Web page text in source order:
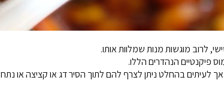
לרוב מוגשות מנות שמלוות אותו.
פיקנטיים הנהדרים הללו.
בהחלט ניתן לצרף להם לתוך הסיר דג או קציצה או נתח